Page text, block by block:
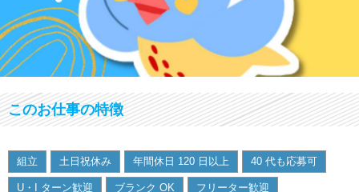
このお仕事の特徴
組立 土日祝休み 年間休日 120 日以上 40 代も応募可
U・I ターン歓迎 ブランク OK フリーター歓迎